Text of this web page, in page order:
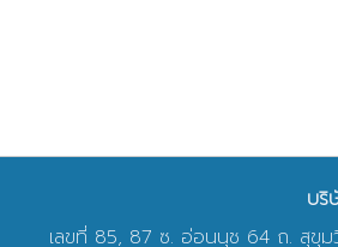
บริ
เลขที่ 85, 87 ซ. อ่อนนุช 64 ถ. สุขุ